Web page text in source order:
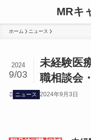
MRキ
ホーム ニュース
未経験医
職相談会
2024
9/03
ニュース 2024年9月3日